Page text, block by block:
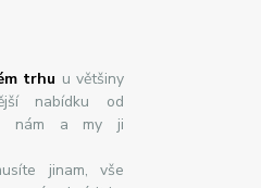
trhu u většiny
nabídku od
nám a my ji
jinam, vše